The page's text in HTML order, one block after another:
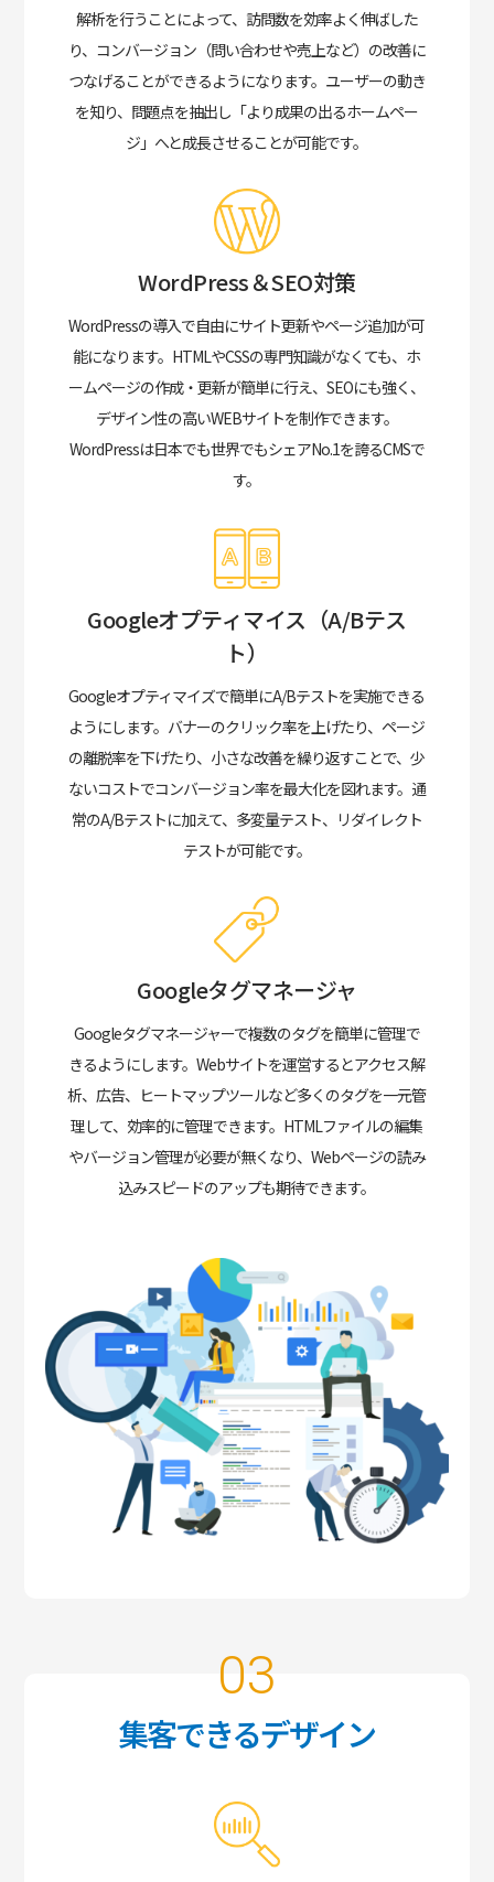
解析を行うことによって、訪問数を効率よく伸ばした
り、コンバージョン（問い合わせや売上など）の改善に
つなげることができるようになります。ユーザーの動き
を知り、問題点を抽出し「より成果の出るホームペー
ジ」へと成長させることが可能です。
WordPress＆SEO対策
WordPressの導入で自由にサイト更新やページ追加が可
能になります。 HTMLやCSSの専門知識がなくても、ホ
ームページの作成・更新が簡単に行え、SEOにも強く、
デザイン性の高いWEBサイトを制作できます。
WordPressは日本でも世界でもシェアNo.1を誇るCMSで
す。
Googleオプティマイス（A/Bテス
ト）
Googleオプティマイズで簡単にA/Bテストを実施できる
ようにします。 バナーのクリック率を上げたり、ページ
の離脱率を下げたり、小さな改善を繰り返すことで、少
ないコストでコンバージョン率を最大化を図れます。通
常のA/Bテストに加えて、多変量テスト、リダイレクト
テストが可能です。
Googleタグマネージャ
Googleタグマネージャーで複数のタグを簡単に管理で
きるようにします。Webサイトを運営するとアクセス解
析、広告、ヒートマップツールなど多くのタグを一元管
理して、効率的に管理できます。HTMLファイルの編集
やバージョン管理が必要が無くなり、Webページの読み
込みスピードのアップも期待できます。
03
集客できるデザイン